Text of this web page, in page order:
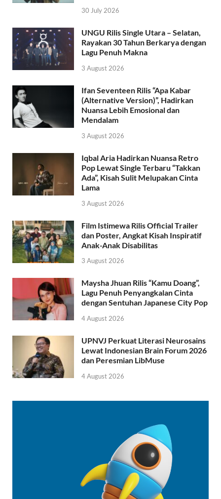
30 July 2026
UNGU Rilis Single Utara – Selatan,
Rayakan 30 Tahun Berkarya dengan
Lagu Penuh Makna
3 August 2026
Ifan Seventeen Rilis “Apa Kabar
(Alternative Version)”, Hadirkan
Nuansa Lebih Emosional dan
Mendalam
3 August 2026
Iqbal Aria Hadirkan Nuansa Retro
Pop Lewat Single Terbaru “Takkan
Ada”, Kisah Sulit Melupakan Cinta
Lama
3 August 2026
Film Istimewa Rilis Official Trailer
dan Poster, Angkat Kisah Inspiratif
Anak-Anak Disabilitas
3 August 2026
Maysha Jhuan Rilis “Kamu Doang”,
Lagu Penuh Penyangkalan Cinta
dengan Sentuhan Japanese City Pop
4 August 2026
UPNVJ Perkuat Literasi Neurosains
Lewat Indonesian Brain Forum 2026
dan Peresmian LibMuse
4 August 2026